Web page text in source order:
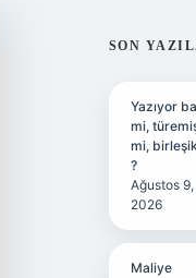
SON
Yazıyor
mi,
mi,
?
Ağustos 9,
2026
Maliye